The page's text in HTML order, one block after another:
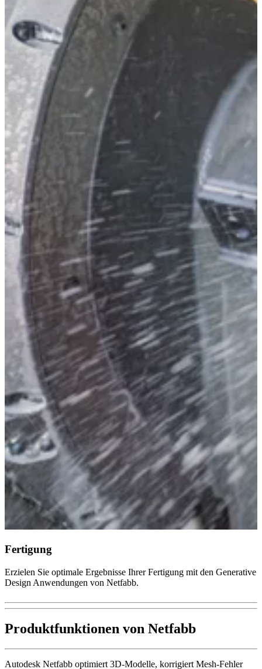
Fertigung
Erzielen Sie optimale Ergebnisse Ihrer Fertigung mit den Generative
Design Anwendungen von Netfabb.
Produktfunktionen von Netfabb
Autodesk Netfabb optimiert 3D-Modelle, korrigiert Mesh-Fehler